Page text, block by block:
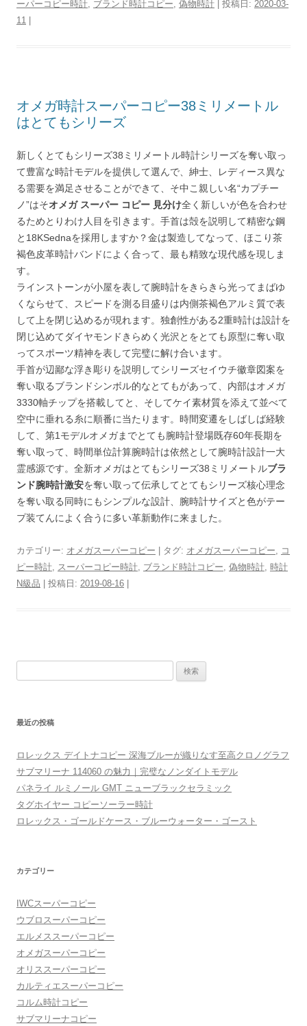
ーパーコピー時計, ブランド時計コピー, 偽物時計 | 投稿日: 2020-03-
11
オメガ時計スーパーコピー38ミリメートル
はとてもシリーズ
新しくとてもシリーズ38ミリメートル時計シリーズを奪い取っ
て豊富な時計モデルを提供して選んで、紳士、レディース異な
る需要を満足させることができて、そ中こ親しい名“カプチー
ノ”はそオメガ スーパー コピー 見分け全く新しいが色を合わせ
るためとりわけ人目を引きます。手首は殻を説明して精密な鋼
と18KSednaを採用しますか？金は製造してなって、ほこり茶
褐色皮革時計バンドによく合って、最も精致な現代感を現しま
す。
ラインストーンが小屋を表して腕時計をきらきら光ってまばゆ
くならせて、スピードを測る目盛りは内側茶褐色アルミ質で表
して上を閉じ込めるが現れます。独創性がある2重時計は設計を
閉じ込めてダイヤモンドきらめく光沢とをとても原型に奪い取
ってスポーツ精神を表して完璧に解け合います。
手首が辺鄙な浮き彫りを説明してシリーズセイウチ徽章図案を
奪い取るブランドシンボル的なとてもがあって、内部はオメガ
3330軸チップを搭載してと、そしてケイ素材質を添えて並べて
空中に垂れる糸に順番に当たります。時間変遷をしばしば経験
して、第1モデルオメガまでとても腕時計登場既存60年長期を
奪い取って、時間単位計算腕時計は依然として腕時計設計一大
霊感源です。全新オメガはとてもシリーズ38ミリメートルブラ
ンド腕時計激安を奪い取って伝承してとてもシリーズ核心理念
を奪い取る同時にもシンプルな設計、腕時計サイズと色がテー
プ装てんによく合うに多い革新動作に来ました。
カテゴリー: オメガスーパーコピー | タグ: オメガスーパーコピー, コ
ピー時計, スーパーコピー時計, ブランド時計コピー, 偽物時計, 時計
N級品 | 投稿日: 2019-08-16
最近の投稿
ロレックス デイトナコピー 深海ブルーが織りなす至高クロノグラフ
サブマリーナ 114060 の魅力｜完璧なノンダイトモデル
パネライ ルミノール GMT ニューブラックセラミック
タグホイヤー コピーソーラー時計
ロレックス・ゴールドケース・ブルーウォーター・ゴースト
カテゴリー
IWCスーパーコピー
ウブロスーパーコピー
エルメススーパーコピー
オメガスーパーコピー
オリススーパーコピー
カルティエスーパーコピー
コルム時計コピー
サブマリーナコピー